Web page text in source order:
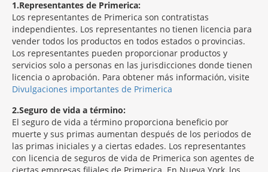
1 Representantes de Primerica:
Los representantes de Primerica son contratistas
independientes. Los representantes no tienen licencia para
vender todos los productos en todos estados o provincias.
Los representantes pueden proporcionar productos y
servicios solo a personas en las jurisdicciones donde tienen
licencia o aprobación. Para obtener más información, visite
Divulgaciones importantes de Primerica
2 Seguro de vida a término:
El seguro de vida a término proporciona beneficio por
muerte y sus primas aumentan después de los periodos de
las primas iniciales y a ciertas edades. Los representantes
con licencia de seguros de vida de Primerica son agentes de